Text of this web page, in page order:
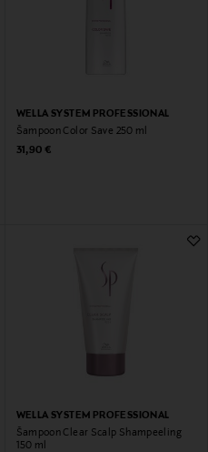
WELLA SYSTEM PROFESSIONAL
Šampoon Color Save 250 ml
Original Price
31,90 €
WELLA SYSTEM PROFESSIONAL
Šampoon Clear Scalp Shampeeling
150 ml